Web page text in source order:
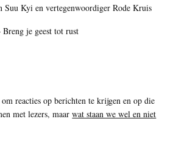
Suu Kyi en vertegenwoordiger Rode Kruis
Breng je geest tot rust
reacties op berichten te krijgen en op die
met lezers, maarwat staan we wel en niet